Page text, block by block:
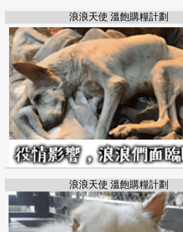
發
表
文
章
浪浪天使 溫飽購糧計劃
浪浪天使 溫飽購糧計劃